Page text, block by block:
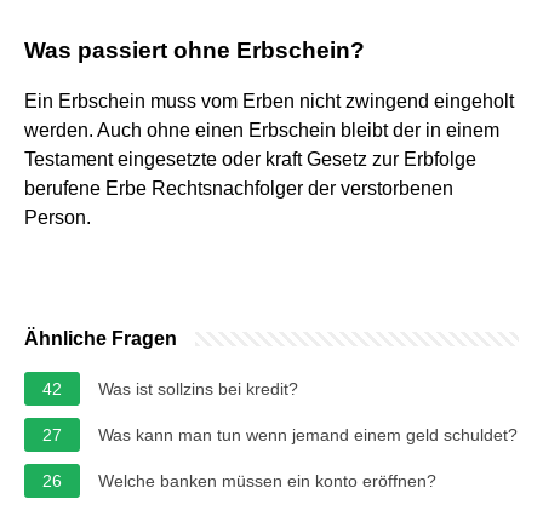
Was passiert ohne Erbschein?
Ein Erbschein muss vom Erben nicht zwingend eingeholt
werden. Auch ohne einen Erbschein bleibt der in einem
Testament eingesetzte oder kraft Gesetz zur Erbfolge
berufene Erbe Rechtsnachfolger der verstorbenen
Person.
Ähnliche Fragen
42 Was ist sollzins bei kredit?
27 Was kann man tun wenn jemand einem geld schuldet?
26 Welche banken müssen ein konto eröffnen?